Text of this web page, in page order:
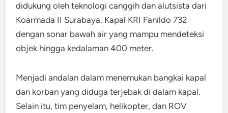
didukung oleh teknologi canggih dan alutsista dari
Koarmada II Surabaya. Kapal KRI Fanildo 732
dengan sonar bawah air yang mampu mendeteksi
objek hingga kedalaman 400 meter.
Menjadi andalan dalam menemukan bangkai kapal
dan korban yang diduga terjebak di dalam kapal.
Selain itu, tim penyelam, helikopter, dan ROV